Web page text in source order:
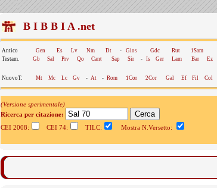
B I B B I A .net
Antico Gen Es Lv Nm Dt - Gios Gdc Rut 1Sam
Testam.
Gb Sal Prv Qo Cant Sap Sir - Is Ger Lam Bar Ez
NuovoT. Mt Mc Lc Gv - At - Rom 1Cor 2Cor Gal Ef Fil Col
(Versione sperimentale)
Ricerca per citazione:
CEI 2008:
CEI 74: TILC: Mostra N.Versetto: